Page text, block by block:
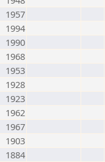
1957
1994
1990
1968
1953
1928
1923
1962
1967
1903
1884